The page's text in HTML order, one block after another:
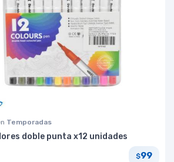
Temporadas
doble punta x12 unidades
$99